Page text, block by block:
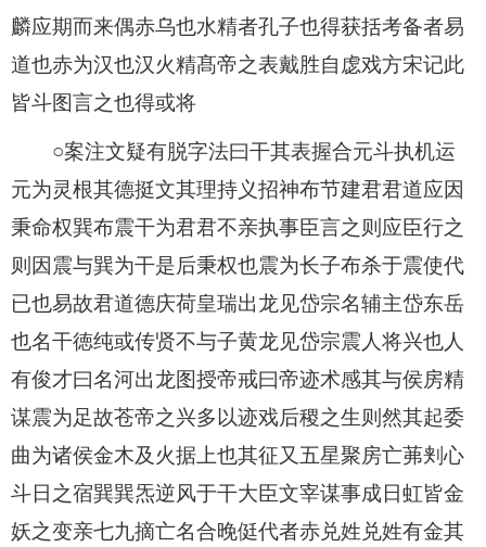
麟应期而来偶赤乌也水精者孔子也得获括考备者易
道也赤为汉也汉火精髙帝之表戴胜自虙戏方宋记此
皆斗图言之也得或将
○案注文疑有脱字法曰干其表握合元斗执机运
元为灵根其德挺文其理持义招神布节建君君道应因
秉命权巽布震干为君君不亲执事臣言之则应臣行之
则因震与巽为干是后秉权也震为长子布杀于震使代
已也易故君道德庆荷皇瑞出龙见岱宗名辅主岱东岳
也名干徳纯或传贤不与子黄龙见岱宗震人将兴也人
有俊才曰名河出龙图授帝戒曰帝迹术感其与侯房精
谋震为足故苍帝之兴多以迹戏后稷之生则然其起委
曲为诸侯金木及火据上也其征又五星聚房亡茀刾心
斗日之宿巽巽炁逆风于干大臣文宰谋事成日虹皆金
妖之变亲七九摘亡名合晚侹代者赤兑姓兑姓有金其